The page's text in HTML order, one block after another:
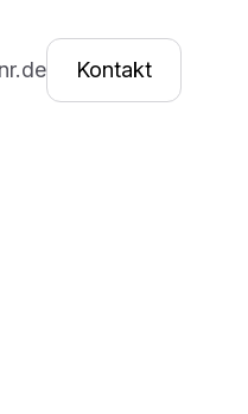
Kontakt